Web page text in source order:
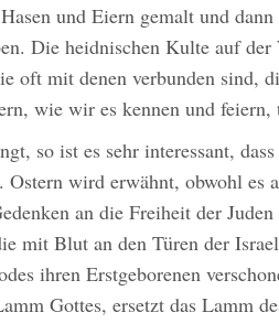
und Eiern gemalt und
Die heidnischen Kulte auf
oft mit denen verbunden sind,
wie wir es kennen und
so ist es sehr interessant,
Ostern wird erwähnt, obwohl es
an die Freiheit der
mit Blut an den Türen der
ihren Erstgeborenen
Gottes, ersetzt das Lamm